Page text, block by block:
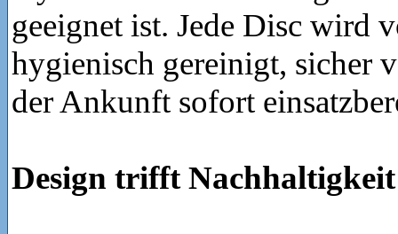
geeignet ist. Jede Disc wird
hygienisch gereinigt, sicher
der Ankunft sofort
Design trifft Nachhaltigkeit